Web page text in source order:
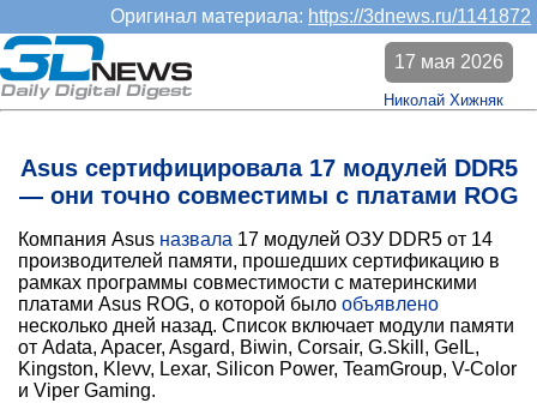
Оригинал материала: https://3dnews.ru/1141872
Asus сертифицировала 17 модулей DDR5
— они точно совместимы с платами ROG
17 мая 2026
Николай Хижняк
Компания Asus назвала 17 модулей ОЗУ DDR5 от 14
производителей памяти, прошедших сертификацию в
рамках программы совместимости с материнскими
платами Asus ROG, о которой было объявлено
несколько дней назад. Список включает модули памяти
от Adata, Apacer, Asgard, Biwin, Corsair, G.Skill, GeIL,
Kingston, Klevv, Lexar, Silicon Power, TeamGroup, V-Color
и Viper Gaming.